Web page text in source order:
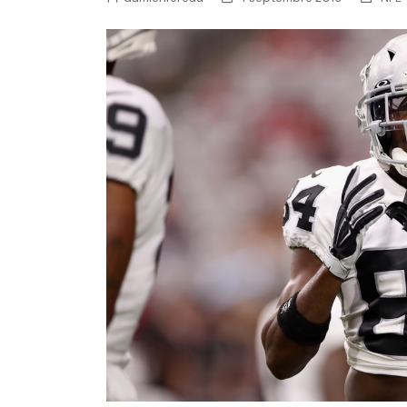
NFL – Power Rankings
Pronostics et paris NFL
Super Bowl LIX
Histoire et Légendes